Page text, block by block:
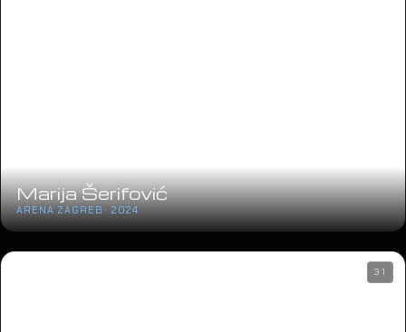
Marija Šerifović
ARENA ZAGREB · 2024
31